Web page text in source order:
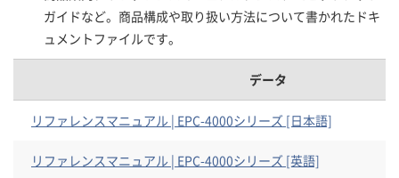
ガイドなど。商品構成や取り扱い方法について書かれたドキ
ュメントファイルです。
データ
リファレンスマニュアル | EPC-4000シリーズ [日本語]
リファレンスマニュアル | EPC-4000シリーズ [英語]